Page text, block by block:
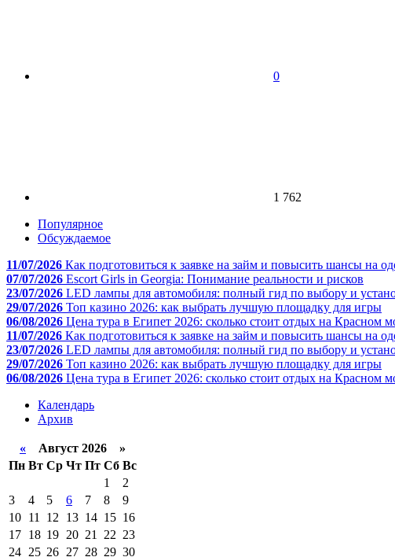
0
1 762
Популярное
Обсуждаемое
11/07/2026 Как подготовиться к заявке на займ и повысить шансы на
07/07/2026 Escort Girls in Georgia: Понимание реальности и рисков
23/07/2026 LED лампы для автомобиля: полный гид по выбору и
29/07/2026 Топ казино 2026: как выбрать лучшую площадку для игры
06/08/2026 Цена тура в Египет 2026: сколько стоит отдых на Красном
11/07/2026 Как подготовиться к заявке на займ и повысить шансы на
23/07/2026 LED лампы для автомобиля: полный гид по выбору и
29/07/2026 Топ казино 2026: как выбрать лучшую площадку для игры
06/08/2026 Цена тура в Египет 2026: сколько стоит отдых на Красном
Календарь
Архив
« Август 2026 »
Пн Вт Ср Чт Пт Сб Вс
1
2
3
4 5 6 7 8
9
10 11 12 13 14 15 16
17 18 19 20 21 22 23
24 25 26 27 28 29 30